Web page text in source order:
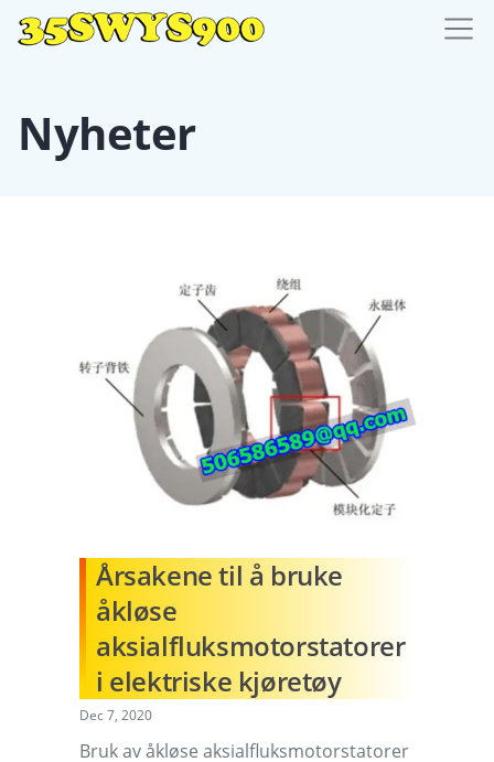
Nyheter
Årsakene til å bruke
åkløse
aksialfluksmotorstatorer
i elektriske kjøretøy
Dec 7, 2020
Bruk av åkløse aksialfluksmotorstatorer